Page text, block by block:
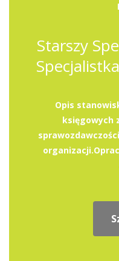
Starszy
Opis
księgowych